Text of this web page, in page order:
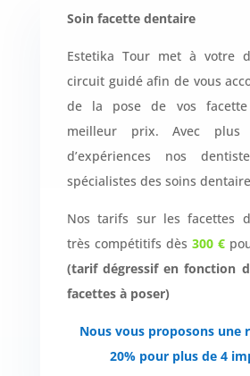
cliniques
Nos
articles
Avant
/
Après
Devis
Gratuit
Soin facette dentaire
Estetika Tour met à votre
circuit guidé afin de vous
de la pose de vos
meilleur prix. Avec
d’expériences nos
spécialistes des soins
Nos tarifs sur les facettes
très compétitifs dès 300 €
(tarif dégressif en fonction
facettes à poser)
Nous vous proposons une
20% pour plus de 4